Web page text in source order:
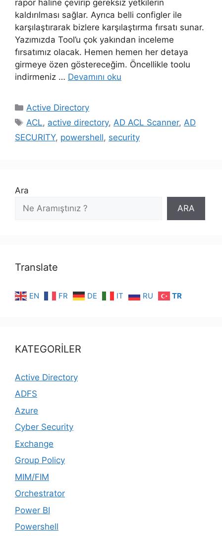
rapor haline çevirip gereksiz yetkilerin
kaldırılması sağlar. Ayrıca belli configler ile
karşılaştırarak bizlere karşılaştırma fırsatı sunar.
Yazımızda Tool’u çok yakından inceleme
fırsatımız olacak. Hemen hemen her detaya
girmeye özen göstereceğim. Öncellikle toolu
indirmeniz … Devamını oku
Kategoriler
Active Directory
Etiketler
ACL, active directory, AD ACL Scanner, AD
SECURITY, powershell, security
Ara
ARA
Translate
EN FR DE IT RU TR
KATEGORİLER
Active Directory
ADFS
Azure
Cyber Security
Exchange
Group Policy
MIM/FIM
Orchestrator
Power BI
Powershell